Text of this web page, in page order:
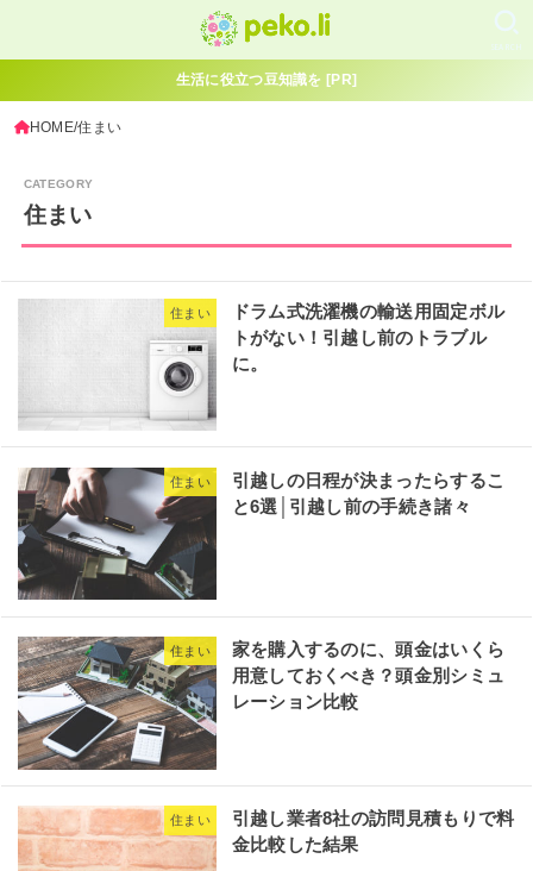
SEARCH
生活に役立つ豆知識を [PR]
HOME 住まい
住まい
住まい
ドラム式洗濯機の輸送用固定ボル
トがない！引越し前のトラブル
に。
住まい
引越しの日程が決まったらするこ
と6選│引越し前の手続き諸々
住まい
家を購入するのに、頭金はいくら
用意しておくべき？頭金別シミュ
レーション比較
住まい
引越し業者8社の訪問見積もりで料
金比較した結果